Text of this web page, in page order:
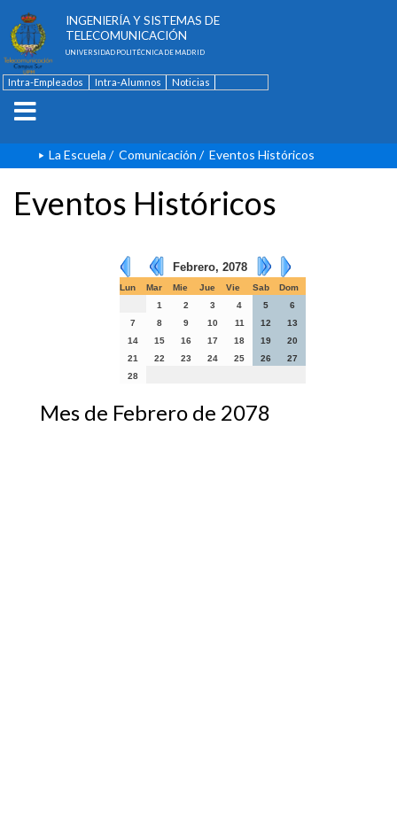
INGENIERÍA Y SISTEMAS DE
TELECOMUNICACIÓN
UNIVERSIDAD POLITÉCNICA DE MADRID
Intra-Empleados Intra-Alumnos
Noticias
La Escuela / Comunicación / Eventos Históricos
Eventos Históricos
Febrero, 2078
Lun Mar Mie Jue Vie Sab
Dom
1
2 3 4 5
6
7
8 9 10 11 12
13
14
15 16 17 18 19
20
21
22 23 24 25 26
27
28
Mes de Febrero de 2078